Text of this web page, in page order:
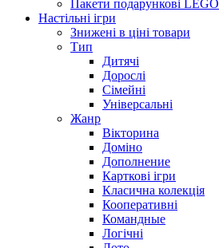
Пакети подарункові LEGO
Настільні ігри
Знижені в ціні товари
Тип
Дитячі
Дорослі
Сімейні
Універсальні
Жанр
Вікторина
Доміно
Дополнение
Карткові ігри
Класична колекція
Кооперативні
Командные
Логічні